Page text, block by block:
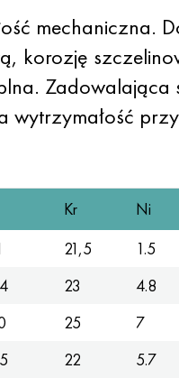
mechaniczna.
korozję
wytrzymałość
Kr Ni
21,5 1.5
23 4.8
25 7
22 5.7